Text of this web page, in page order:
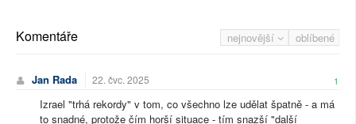
nejnovější oblíbené
Komentáře
Jan Rada 22. čvc. 2025 1
Izrael "trhá rekordy" v tom, co všechno lze udělat špatně - a má
to snadné, protože čím horší situace - tím snazší "další